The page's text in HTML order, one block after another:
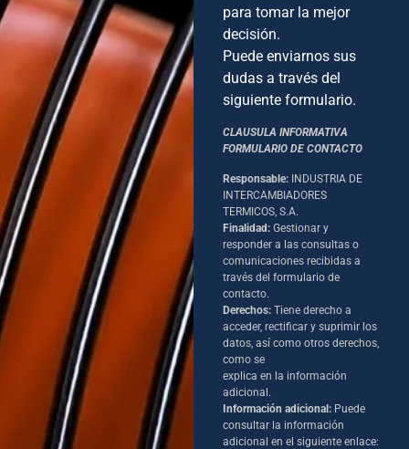
para tomar la mejor
decisión.
Puede enviarnos sus
dudas a través del
siguiente formulario.
CLAUSULA INFORMATIVA
FORMULARIO DE CONTACTO
Responsable:INDUSTRIA DE
INTERCAMBIADORES
TERMICOS, S.A.
Finalidad:Gestionar y
responder a las consultas o
comunicaciones recibidas a
través del formulario de
contacto.
Derechos:Tiene derecho a
acceder, rectificar y suprimir los
datos, así como otros derechos,
como se
explica en la información
adicional.
Información adicional:Puede
consultar la información
adicional en el siguiente enlace: